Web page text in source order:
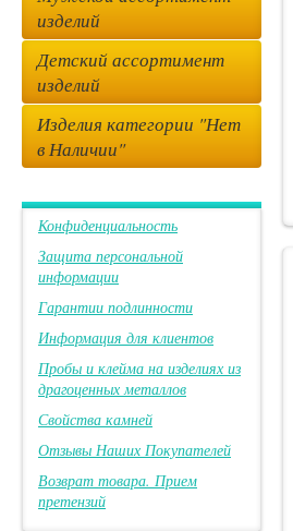
изделий
Детский ассортимент
изделий
Изделия категории "Нет
в Наличии"
Конфиденциальность
Защита персональной
информации
Гарантии подлинности
Информация для клиентов
Пробы и клейма на изделиях из
драгоценных металлов
Свойства камней
Отзывы Наших Покупателей
Возврат товара. Прием
претензий